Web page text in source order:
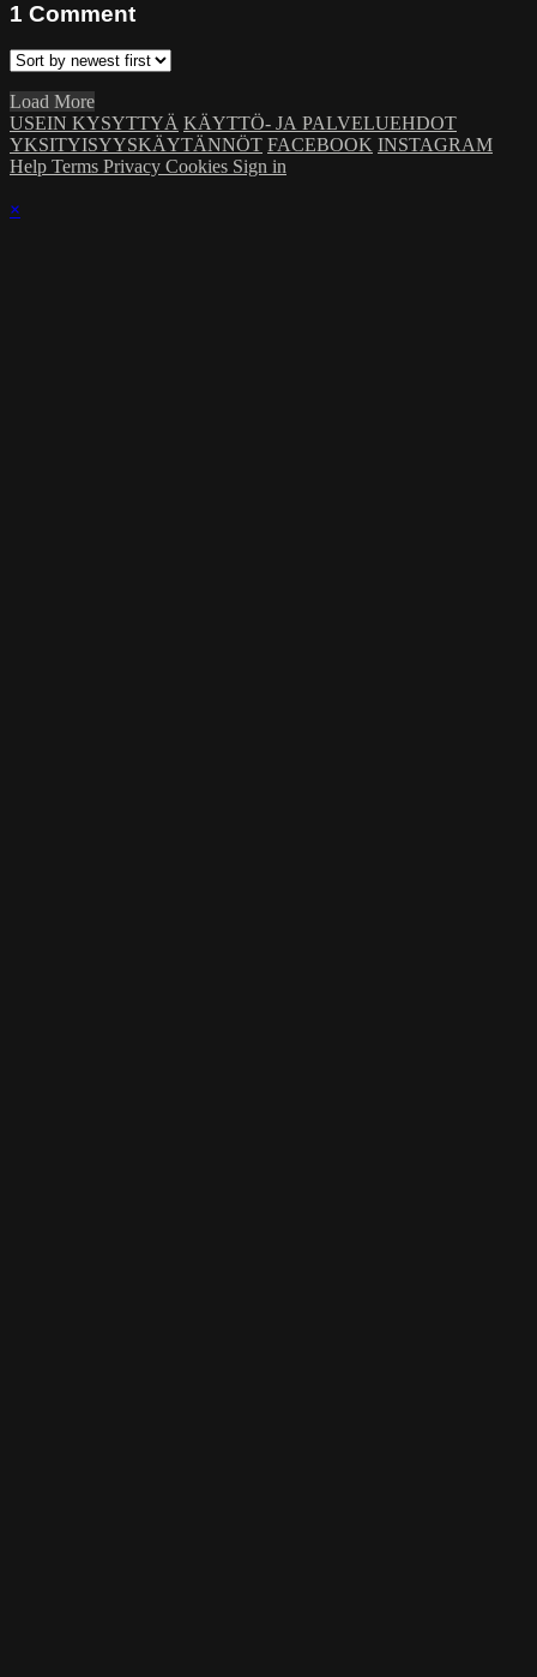
1 Comment
Load More
USEIN KYSYTTYÄ KÄYTTÖ- JA PALVELUEHDOT
YKSITYISYYSKÄYTÄNNÖT FACEBOOK INSTAGRAM
Help Terms Privacy Cookies Sign in
×